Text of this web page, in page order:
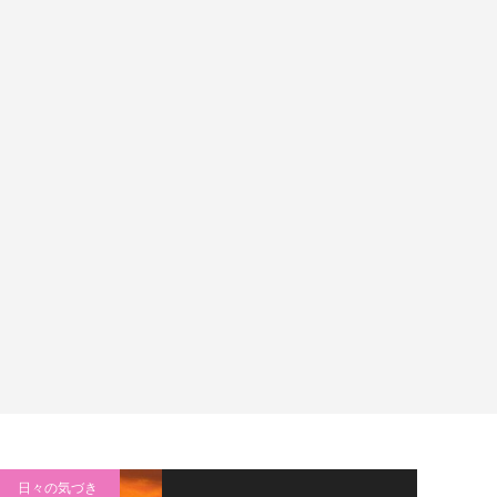
日々の気づき